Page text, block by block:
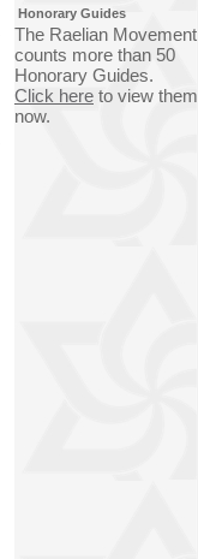
Honorary Guides
The Raelian Movement
counts more than 50
Honorary Guides.
Click here to view them
now.